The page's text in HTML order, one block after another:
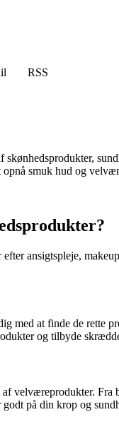
RSS
smuk hud og
ansigtspleje,
med at finde de
og tilbyde
velværeprodukter.
på din krop og